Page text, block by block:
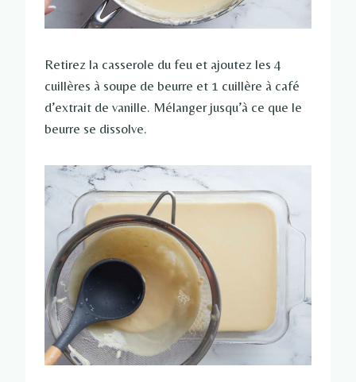
Retirez la casserole du feu et ajoutez les 4
cuillères à soupe de beurre et 1 cuillère à café
d’extrait de vanille. Mélanger jusqu’à ce que le
beurre se dissolve.